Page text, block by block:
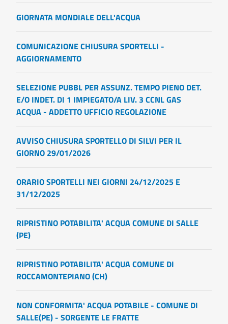
GIORNATA MONDIALE DELL'ACQUA
COMUNICAZIONE CHIUSURA SPORTELLI -
AGGIORNAMENTO
SELEZIONE PUBBL PER ASSUNZ. TEMPO PIENO DET.
E/O INDET. DI 1 IMPIEGATO/A LIV. 3 CCNL GAS
ACQUA - ADDETTO UFFICIO REGOLAZIONE
AVVISO CHIUSURA SPORTELLO DI SILVI PER IL
GIORNO 29/01/2026
ORARIO SPORTELLI NEI GIORNI 24/12/2025 E
31/12/2025
RIPRISTINO POTABILITA' ACQUA COMUNE DI SALLE
(PE)
RIPRISTINO POTABILITA' ACQUA COMUNE DI
ROCCAMONTEPIANO (CH)
NON CONFORMITA' ACQUA POTABILE - COMUNE DI
SALLE(PE) - SORGENTE LE FRATTE